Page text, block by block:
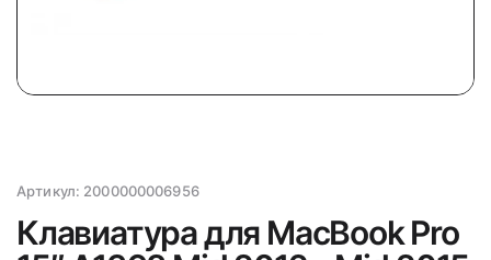
Артикул: 2000000006956
Клавиатура для MacBook Pro